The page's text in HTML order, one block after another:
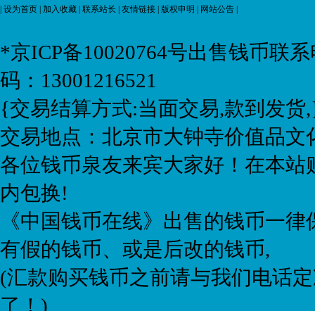
设为首页 加入收藏 联系站长 友情链接 版权申明 网站公告
*京ICP备10020764号出售钱币联系
码：13001216521
{交易结算方式:当面交易,款到发货
交易地点：北京市大钟寺价值品文
各位钱币泉友来宾大家好！在本
内包换!
《中国钱币在线》出售的钱币一
有假的钱币、或是后改的钱币,
(汇款购买钱币之前请与我们电话
了！)